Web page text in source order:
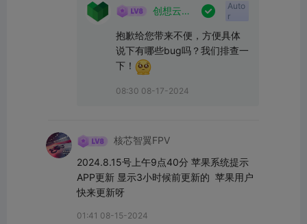
创想云官

Auto
r
抱歉给您带来不便，方便具体
说下有哪些bug吗？我们排查一
下！
08:30 08-17-2024
核芯智翼FPV
2024.8.15号上午9点40分 苹果系统提示
APP更新 显示3小时候前更新的  苹果用户
快来更新呀
01:41 08-15-2024